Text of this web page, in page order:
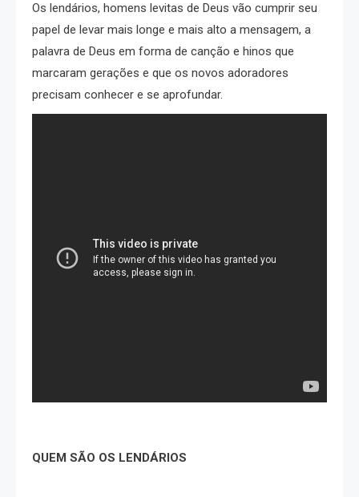
Os lendários, homens levitas de Deus vão cumprir seu
papel de levar mais longe e mais alto a mensagem, a
palavra de Deus em forma de canção e hinos que
marcaram gerações e que os novos adoradores
precisam conhecer e se aprofundar.
QUEM SÃO OS LENDÁRIOS